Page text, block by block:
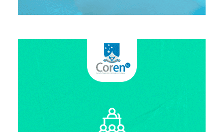
Resoluções
Censura Pública